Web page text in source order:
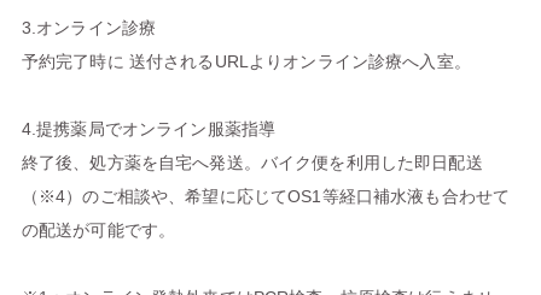
3.オンライン診療
予約完了時に 送付されるURLよりオンライン診療へ入室。
4.提携薬局でオンライン服薬指導
終了後、処方薬を自宅へ発送。バイク便を利用した即日配送
（※4）のご相談や、希望に応じてOS1等経口補水液も合わせて
の配送が可能です。